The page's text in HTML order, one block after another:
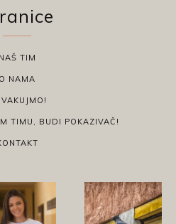
NAŠ TIM
O NAMA
TIMU, BUDI POKAZIVAČ!